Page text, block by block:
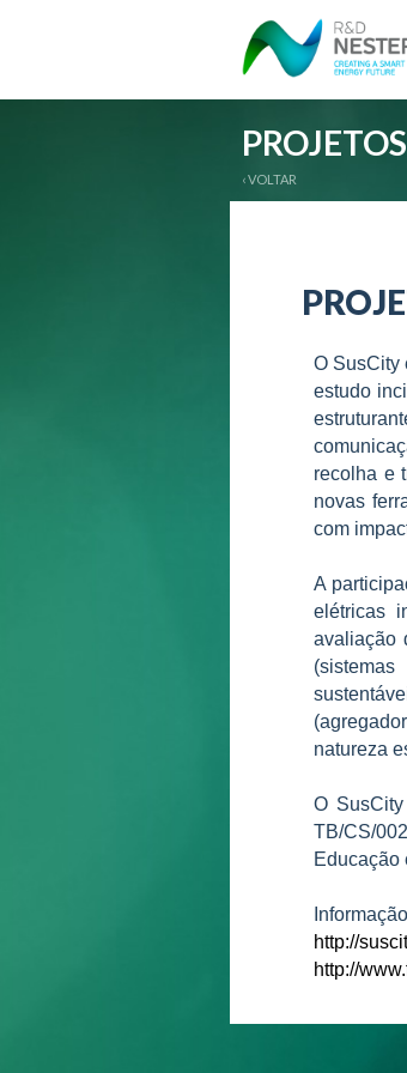
PROJETOS
‹ VOLTAR
O SusCity
estudo
recolha e
novas
com
A
elétricas
avaliação
natureza
O
TB/CS/
Educação
http://
http://